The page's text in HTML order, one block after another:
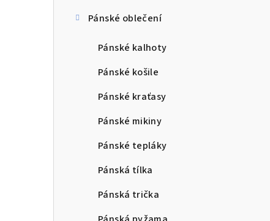
Pánské oblečení
Pánské kalhoty
Pánské košile
Pánské kraťasy
Pánské mikiny
Pánské tepláky
Pánská tílka
Pánská trička